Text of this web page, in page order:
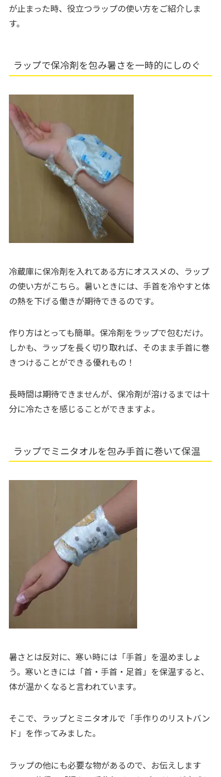
が止まった時、役立つラップの使い方をご紹介しま
す。
ラップで保冷剤を包み暑さを一時的にしのぐ
冷蔵庫に保冷剤を入れてある方にオススメの、ラップ
の使い方がこちら。 暑いときには、手首を冷やすと体
の熱を下げる働きが期待できるのです。
作り方はとっても簡単。保冷剤をラップで包むだけ。
しかも、ラップを長く切り取れば、そのまま手首に巻
きつけることができる優れもの！
長時間は期待できませんが、保冷剤が溶けるまでは十
分に冷たさを感じることができますよ。
ラップでミニタオルを包み手首に巻いて保温
暑さとは反対に、寒い時には「手首」を温めましょ
う。寒いときには「首・手首・足首」を保温すると、
体が温かくなると言われています。
そこで、ラップとミニタオルで「手作りのリストバン
ド」を作ってみました。
ラップの他にも必要な物があるので、お伝えします